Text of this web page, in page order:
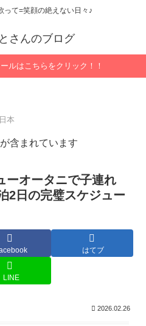
って=笑顔の絶えない日々♪
ルはこちらをクリック！！
日本
含まれています
ーオータニで子連れ
2日の完璧スケジュー
はてブ
LINE
2026.02.26